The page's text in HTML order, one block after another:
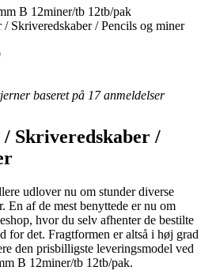
B 12miner/tb 12tb/pak
Skriveredskaber / Pencils og miner
baseret på 17anmeldelser
Skriveredskaber /
udlover nu om stunder diverse
En af de mest benyttede er nu om
hvor du selv afhenter de bestilte
for det. Fragtformen er altså i høj grad
den prisbilligste leveringsmodel ved
B 12miner/tb 12tb/pak.